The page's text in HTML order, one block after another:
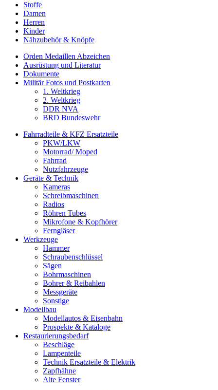
Stoffe
Damen
Herren
Kinder
Nähzubehör & Knöpfe
Orden Medaillen Abzeichen
Ausrüstung und Literatur
Dokumente
Militär Fotos und Postkarten
1. Weltkrieg
2. Weltkrieg
DDR NVA
BRD Bundeswehr
Fahrradteile & KFZ Ersatzteile
PKW/LKW
Motorrad/ Moped
Fahrrad
Nutzfahrzeuge
Geräte & Technik
Kameras
Schreibmaschinen
Radios
Röhren Tubes
Mikrofone & Kopfhörer
Ferngläser
Werkzeuge
Hammer
Schraubenschlüssel
Sägen
Bohrmaschinen
Bohrer & Reibahlen
Messgeräte
Sonstige
Modellbau
Modellautos & Eisenbahn
Prospekte & Kataloge
Restaurierungsbedarf
Beschläge
Lampenteile
Technik Ersatzteile & Elektrik
Zapfhähne
Alte Fenster